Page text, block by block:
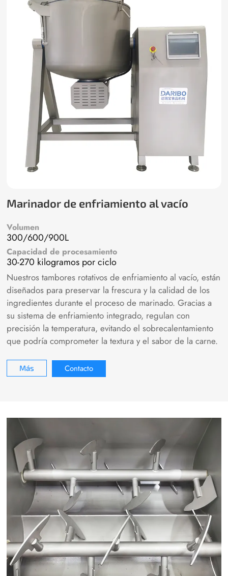
Marinador de enfriamiento al vacío
Volumen
300/600/900L
Capacidad de procesamiento
30-270 kilogramos por ciclo
Nuestros tambores rotativos de enfriamiento al vacío, están
diseñados para preservar la frescura y la calidad de los
ingredientes durante el proceso de marinado. Gracias a
su sistema de enfriamiento integrado, regulan con
precisión la temperatura, evitando el sobrecalentamiento
que podría comprometer la textura y el sabor de la carne.
Más Contacto